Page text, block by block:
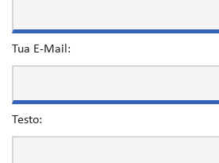
Tua E-Mail:
Testo: